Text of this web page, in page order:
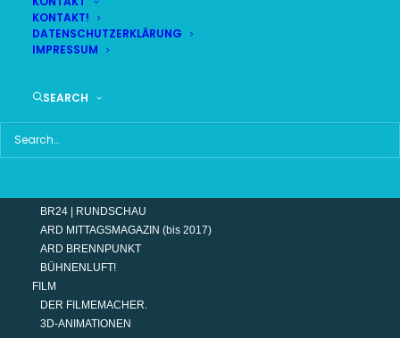
KONTAKT!
DATENSCHUTZERKLÄRUNG
IMPRESSUM
SEARCH
HAUPTMENÜ
SCHEIDER STARTSEITE
UKRAINE WAR DAY-COUNTER
TERMINE
BR24 | RUNDSCHAU
ARD MITTAGSMAGAZIN (bis 2017)
ARD BRENNPUNKT
BÜHNENLUFT!
FILM
DER FILMEMACHER.
3D-ANIMATIONEN